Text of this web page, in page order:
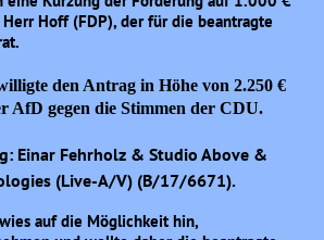
Herr Hoff (FDP), der für die beantragte
e den Antrag in Höhe von 2.250 €
AfD gegen die Stimmen der CDU.
Einar Fehrholz & Studio Above &
(Live-A/V) (B/17/6671).
auf die Möglichkeit hin,